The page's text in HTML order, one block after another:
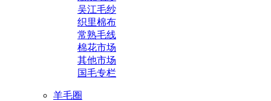
吴江毛纱
织里棉布
常熟毛线
棉花市场
其他市场
国毛专栏
羊毛圈